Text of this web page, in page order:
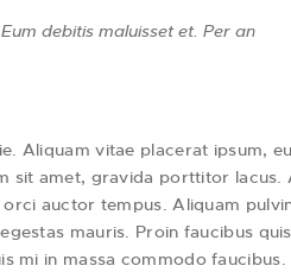
debitis maluisset et. Per an
Aliquam vitae placerat ipsum,
sit amet, gravida porttitor
auctor tempus. Aliquam
mauris. Proin faucibus
mi in massa commodo faucibus.